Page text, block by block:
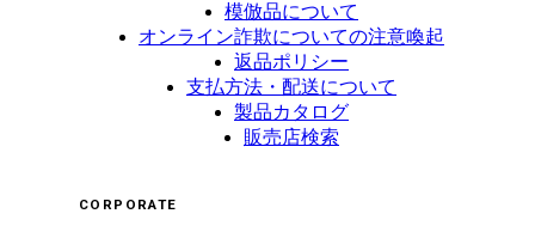
模倣品について
オンライン詐欺についての注意喚起
返品ポリシー
支払方法・配送について
製品カタログ
販売店検索
CORPORATE